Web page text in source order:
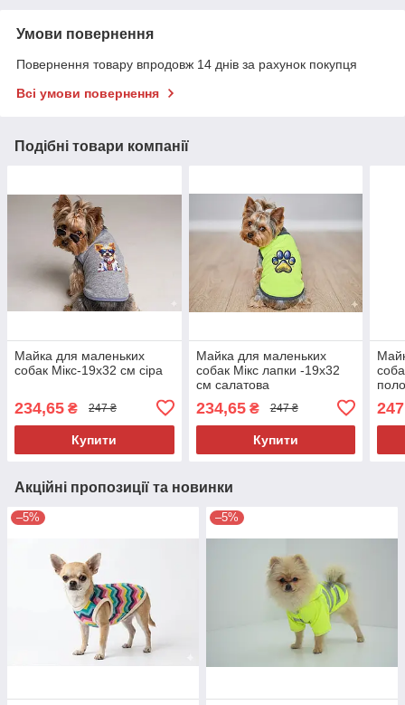
Умови повернення
Повернення товару впродовж 14 днів за рахунок покупця
Всі умови повернення
Подібні товари компанії
Майка для маленьких
собак Мікс-19х32 см сіра
234,65 ₴ 247 ₴
Купити
Майка для маленьких
собак Мікс лапки -19х32
см салатова
234,65₴ 247 ₴
Купити
247
Акційні пропозиції та новинки
–5% –5%